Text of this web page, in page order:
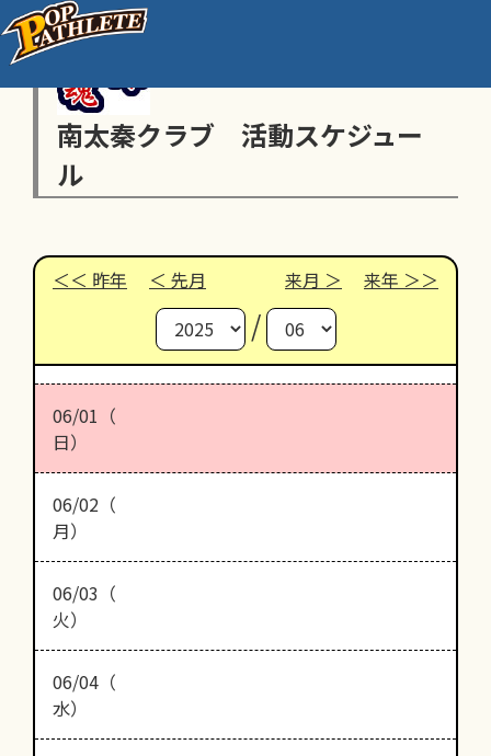
南太秦クラブ 活動スケジュー
ル
昨年 先月 来月 来年
/
06/01（
日）
06/02（
月）
06/03（
火）
06/04（
水）